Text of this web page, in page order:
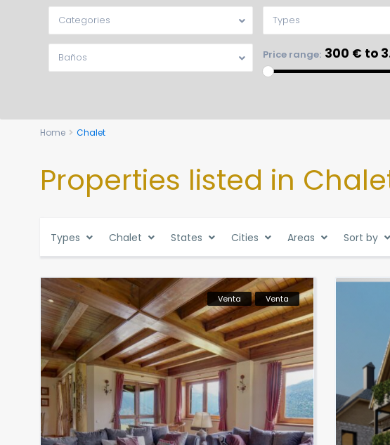
Categories Types
Baños Price range: 300 € to
Home Chalet
Properties listed in
Types Chalet States Cities Areas Sort by
Venta Venta